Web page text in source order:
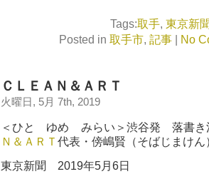
Tags:取手, 東京新
Posted in 取手市, 記事 No
ＣＬＥＡＮ＆ＡＲＴ
火曜日, 5月 7th, 2019
＜ひと ゆめ みらい＞渋谷発 落書
Ｎ＆ＡＲＴ 代表・傍嶋賢（そばじまけん
東京新聞 2019年5月6日